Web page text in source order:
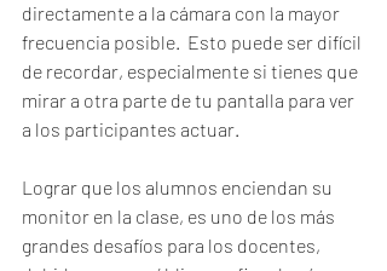
directamente a la cámara con la mayor
frecuencia posible.  Esto puede ser difícil
de recordar, especialmente si tienes que
mirar a otra parte de tu pantalla para ver
a los participantes actuar.
Lograr que los alumnos enciendan su
monitor en la clase, es uno de los más
grandes desafíos para los docentes,